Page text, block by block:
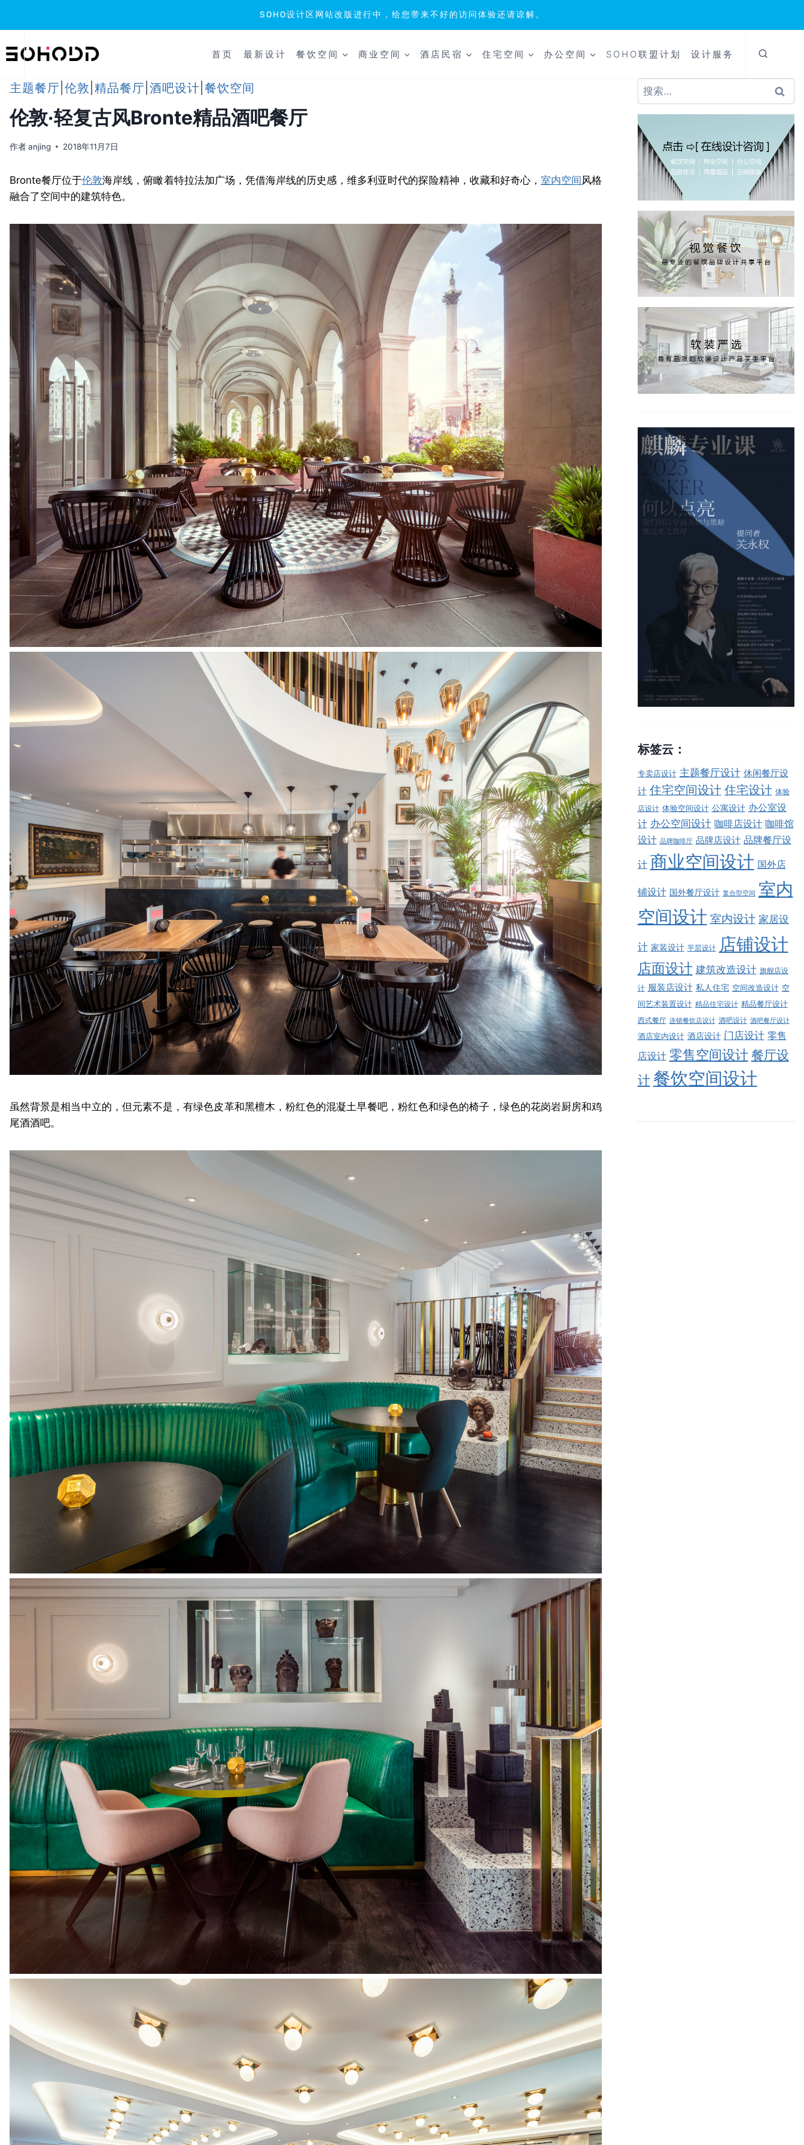
SOHO设计区网站改版进行中，给您带来不好的访问体验还请谅解。
到
首页 最新设计 餐饮空间 商业空间 酒店民宿 住宅空间 办公空间 SOHO联盟计划 设计服务
主题餐厅 伦敦 精品餐厅 酒吧设计 餐饮空间
伦敦·轻复古风Bronte精品酒吧餐厅
作者anjing 2018年11月7日
Bronte餐厅位于伦敦海岸线，俯瞰着特拉法加广场，凭借海岸线的历史感，维多利亚时代的探险精神，收藏和好奇心， 室内空间风格
融合了空间中的建筑特色。
虽然背景是相当中立的，但元素不是，有绿色皮革和黑檀木，粉红色的混凝土早餐吧，粉红色和绿色的椅子，绿色的花岗岩厨房和鸡
尾酒酒吧。
搜
索：
标签云：
专卖店设计 主题餐厅设计 休闲餐厅设
计 住宅空间设计 住宅设计 体验
店设计 体验空间设计 公寓设计 办公室设
计 办公空间设计 咖啡店设计 咖啡馆
设计 品牌咖啡厅 品牌店设计 品牌餐厅设
计 商业空间设计 国外店
铺设计 国外餐厅设计 复合型空间
室内
空间设计 室内设计 家居设
计 家装设计 平层设计 店铺设计
店面设计 建筑改造设计 旗舰店设
计 服装店设计 私人住宅 空间改造设计 空
间艺术装置设计 精品住宅设计 精品餐厅设计
西式餐厅 连锁餐饮店设计 酒吧设计 酒吧餐厅设计
酒店室内设计 酒店设计 门店设计 零售
店设计 零售空间设计 餐厅设
计 餐饮空间设计